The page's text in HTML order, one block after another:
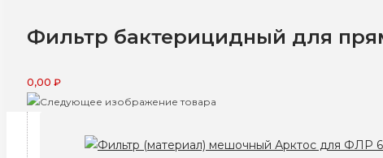
Фильтр бактерицидный для
0,00 ₽